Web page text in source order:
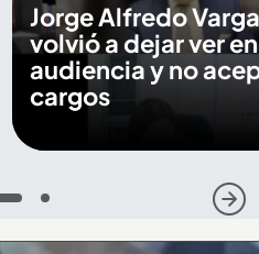
Jorge Alfredo
volvió a dejar ver
audiencia y no
cargos
2